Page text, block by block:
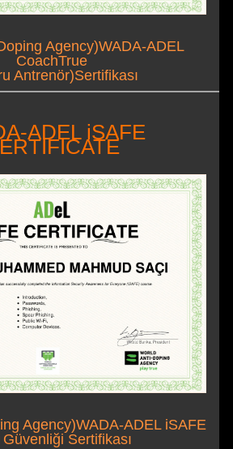
Agency)WADA-ADEL
CoachTrue
Antrenör)Sertifikası
ADEL iSAFE
Agency)WADA-ADEL iSAFE
Sertifikası